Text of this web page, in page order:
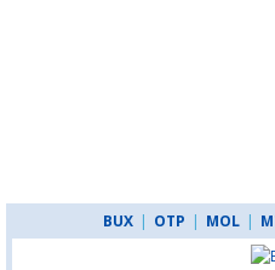
BUX | OTP | MOL |